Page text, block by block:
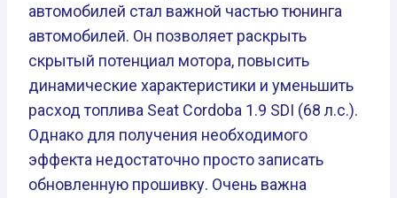
автомобилей стал важной частью тюнинга
автомобилей. Он позволяет раскрыть
скрытый потенциал мотора, повысить
динамические характеристики и уменьшить
расход топлива Seat Cordoba 1.9 SDI (68 л.с.).
Однако для получения необходимого
эффекта недостаточно просто записать
обновленную прошивку. Очень важна